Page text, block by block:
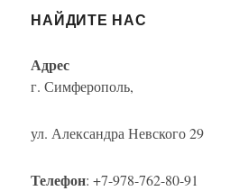
НАЙДИТЕ НАС
Адрес
г. Симферополь,
ул. Александра Невского 29
Телефон: +7-978-762-80-91